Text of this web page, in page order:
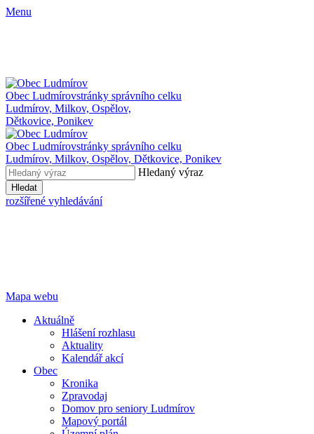
Menu
Obec Ludmírovstránky správního celku
Ludmírov, Milkov, Ospělov,
Dětkovice, Ponikev
Obec Ludmírovstránky správního celku
Ludmírov, Milkov, Ospělov, Dětkovice, Ponikev
Hledaný výraz
Hledat
rozšířené vyhledávání
Mapa webu
Aktuálně
Hlášení rozhlasu
Aktuality
Kalendář akcí
Obec
Kronika
Zpravodaj
Domov pro seniory Ludmírov
Mapový portál